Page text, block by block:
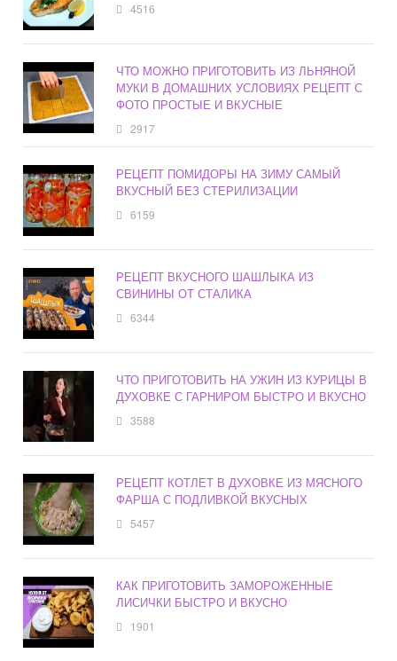
4516
ЧТО МОЖНО ПРИГОТОВИТЬ ИЗ ЛЬНЯНОЙ
МУКИ В ДОМАШНИХ УСЛОВИЯХ РЕЦЕПТ С
ФОТО ПРОСТЫЕ И ВКУСНЫЕ
2917
РЕЦЕПТ ПОМИДОРЫ НА ЗИМУ САМЫЙ
ВКУСНЫЙ БЕЗ СТЕРИЛИЗАЦИИ
6159
РЕЦЕПТ ВКУСНОГО ШАШЛЫКА ИЗ
СВИНИНЫ ОТ СТАЛИКА
6344
ЧТО ПРИГОТОВИТЬ НА УЖИН ИЗ КУРИЦЫ В
ДУХОВКЕ С ГАРНИРОМ БЫСТРО И ВКУСНО
3588
РЕЦЕПТ КОТЛЕТ В ДУХОВКЕ ИЗ МЯСНОГО
ФАРША С ПОДЛИВКОЙ ВКУСНЫХ
5457
КАК ПРИГОТОВИТЬ ЗАМОРОЖЕННЫЕ
ЛИСИЧКИ БЫСТРО И ВКУСНО
1901